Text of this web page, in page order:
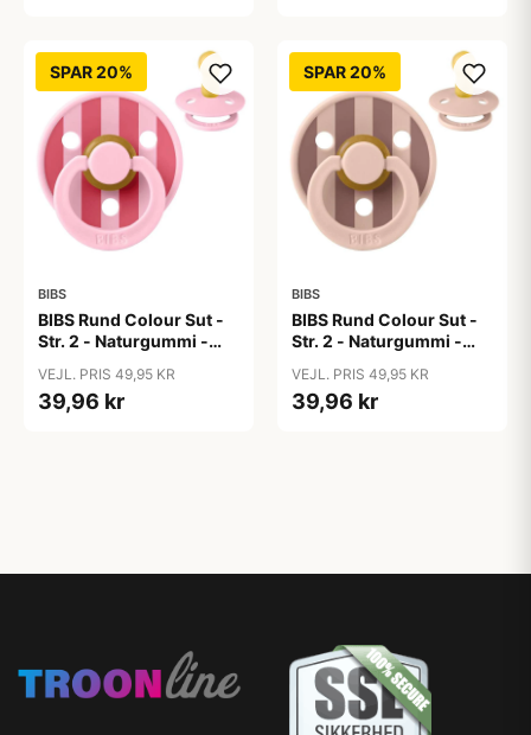
SPAR 20%
BIBS
BIBS Rund Colour Sut -
Str. 2 - Naturgummi -
Pink/Coral
VEJL. PRIS 49,95 KR
39,96 kr
SPAR 20%
BIBS
BIBS Rund Colour Sut -
Str. 2 - Naturgummi -
Blush/Woodchuck
VEJL. PRIS 49,95 KR
39,96 kr